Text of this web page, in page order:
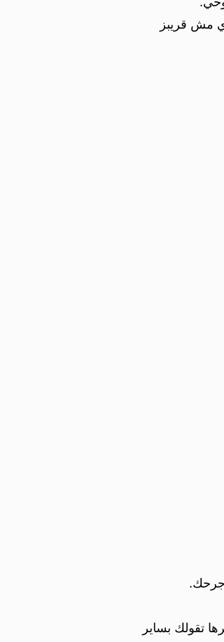
مش قريبز
تقولك بساير